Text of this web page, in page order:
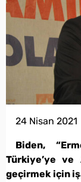
24 Nisan 2021
Biden,
Türkiye’ye
geçirmek için